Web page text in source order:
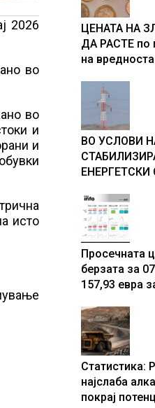
2026
во
во
и
и
исто
ЦЕНАТА НА
ДА РАСТЕ по
на
ВО УСЛОВИ
ЕНЕРГЕТСКИ
складирање
Просечната
берзата за
157,93 евра
Статистика:
најслаба
покрај